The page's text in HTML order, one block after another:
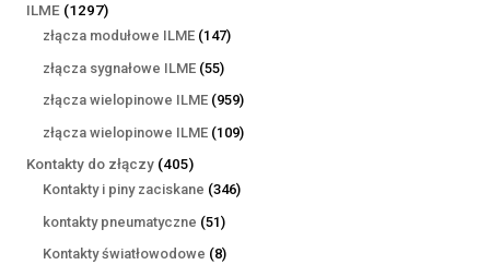
ILME 12971297
produktów
złącza modułowe ILME 147147
złącza sygnałowe ILME 5555
produktów
złącza wielopinowe ILME 959959
produktów
złącza wielopinowe ILME 109109
Kontakty do złączy 405405
produktów
Kontakty i piny zaciskane 346346
kontakty pneumatyczne 5151
produktów
Kontakty światłowodowe 88